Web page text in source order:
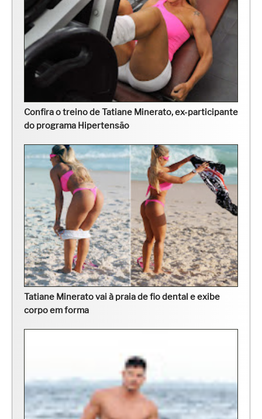
Confira o treino de Tatiane Minerato, ex-participante
do programa Hipertensão
Tatiane Minerato vai à praia de fio dental e exibe
corpo em forma